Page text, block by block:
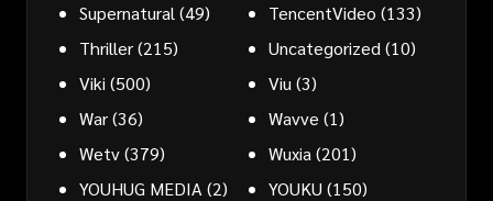
Supernatural (49) TencentVideo (133)
Thriller(215) Uncategorized (10)
Viki (500) Viu (3)
War(36) Wavve (1)
Wetv(379) Wuxia (201)
YOUHUG MEDIA (2) YOUKU (150)